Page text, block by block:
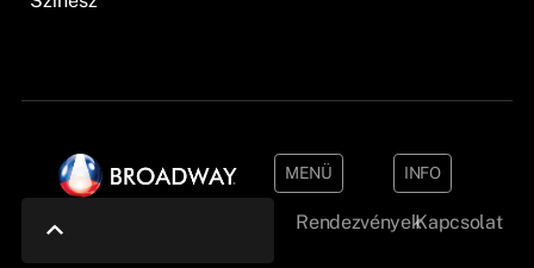
MENÜ
Rendezvények
INFO
Kapcsolat